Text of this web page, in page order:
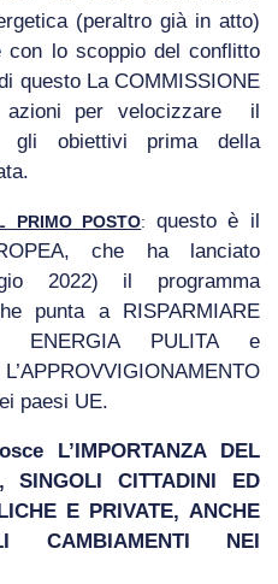
(peraltro già in atto)
con lo scoppio del conflitto
questo La COMMISSIONE
azioni per velocizzare il
gli obiettivi prima della
PRIMO POSTO: questo è il
che ha lanciato
2022) il programma
punta a RISPARMIARE
ENERGIA PULITA e
paesi UE.
L’IMPORTANZA DEL
SINGOLI CITTADINI ED
E PRIVATE, ANCHE
CAMBIAMENTI NEI